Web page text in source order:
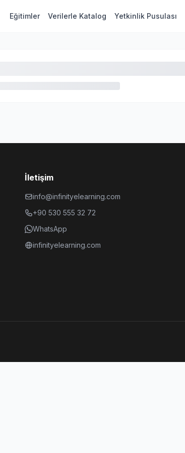
Eğitimler Verilerle Katalog Yetkinlik Pusulası
İletişim
info@infinityelearning.com
+90 530 555 32 72
WhatsApp
infinityelearning.com